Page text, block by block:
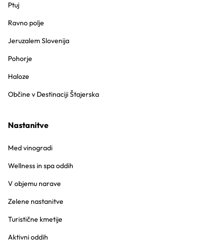
Ptuj
Ravno polje
Jeruzalem Slovenija
Pohorje
Haloze
Občine v Destinaciji Štajerska
Nastanitve
Med vinogradi
Wellness in spa oddih
V objemu narave
Zelene nastanitve
Turistične kmetije
Aktivni oddih